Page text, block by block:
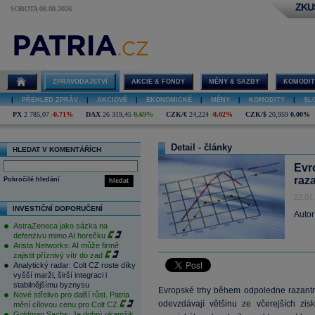
SOBOTA 08.08.2026
ZPRAVODAJSTVÍ AKCIE & FONDY MĚNY & SAZBY
PŘEHLED ZPRÁV AKCIOVÉ EKONOMICKÉ MĚNY KOMODITY
PX 2 785,07 -0,71% DAX 26 319,45 0,69% CZK/€ 24,224 -0,02% CZK/$ 20,959 0,00%
HLEDAT V KOMENTÁŘÍCH
hledat
Pokročilé hledání
INVESTIČNÍ DOPORUČENÍ
AstraZeneca jako sázka na
defenzivu mimo AI horečku
Arista Networks: AI může firmě
zajistit příznivý vítr do zad
Analytický radar: Colt CZ roste díky
vyšší marži, širší integraci i
stabilnějšímu byznysu
Nové střelivo pro další růst. Patria
mění cílovou cenu pro Colt CZ
Detail - články
Evropské trhy během odpoledne
odevzdávají většinu ze včerejších